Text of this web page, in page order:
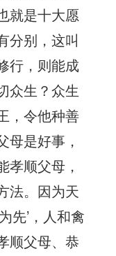
就是十大愿
分别，这叫
行，则能成
众生？众生
，令他种善
母是好事，
孝顺父母，
法。因为天
先’，人和禽
顺父母、恭